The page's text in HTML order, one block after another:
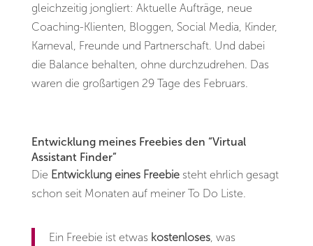
gleichzeitig jongliert: Aktuelle Aufträge, neue
Coaching-Klienten, Bloggen, Social Media, Kinder,
Karneval, Freunde und Partnerschaft. Und dabei
die Balance behalten, ohne durchzudrehen. Das
waren die großartigen 29 Tage des Februars.
Entwicklung meines Freebies den “Virtual
Assistant Finder”
Die Entwicklung eines Freebiesteht ehrlich gesagt
schon seit Monaten auf meiner To Do Liste.
Ein Freebie ist etwas kostenloses, was